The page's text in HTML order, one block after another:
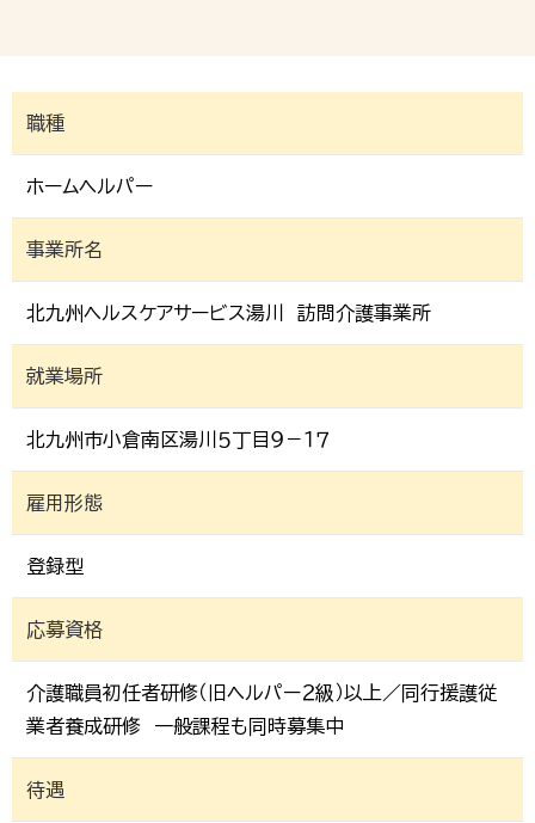
職種
ホームヘルパー
事業所名
北九州ヘルスケアサービス湯川 訪問介護事業所
就業場所
北九州市小倉南区湯川５丁目９－１７
雇用形態
登録型
応募資格
介護職員初任者研修（旧ヘルパー２級）以上／同行援護従
業者養成研修 一般課程も同時募集中
待遇